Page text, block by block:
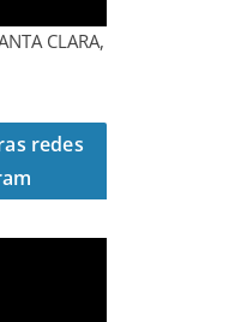
CLARA,
redes